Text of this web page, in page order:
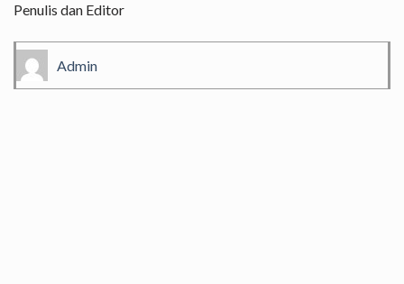
Penulis dan Editor
Admin